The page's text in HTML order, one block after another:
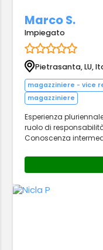
Marco S.
Impiegato
Pietrasanta, LU,
magazziniere - vice
magazziniere
Esperienza
ruolo di
Conoscenza